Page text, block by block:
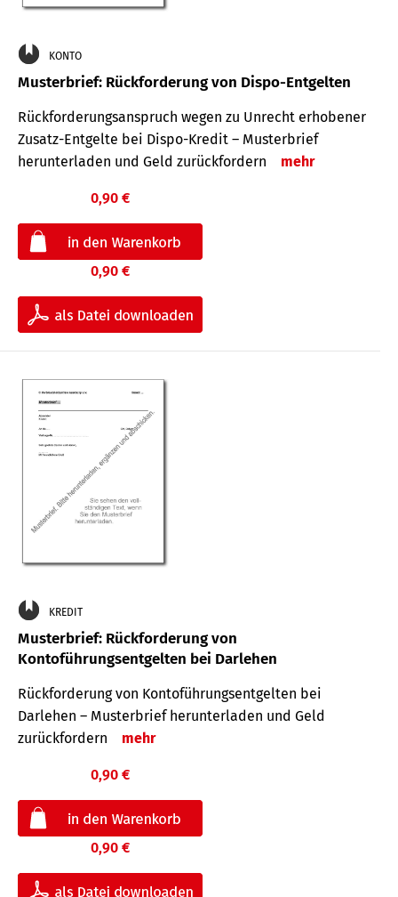
KONTO
Musterbrief: Rückforderung von Dispo-Entgelten
Rückforderungsanspruch wegen zu Unrecht erhobener
Zusatz-Entgelte bei Dispo-Kredit – Musterbrief
herunterladen und Geld zurückfordern
mehr
0,90 €
0,90 €
KREDIT
Musterbrief: Rückforderung von
Kontoführungsentgelten bei Darlehen
Rückforderung von Kontoführungsentgelten bei
Darlehen – Musterbrief herunterladen und Geld
zurückfordern
mehr
0,90 €
0,90 €